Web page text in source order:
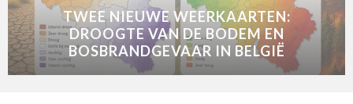
TWEE NIEUWE WEERKAARTEN:
DROOGTE VAN DE BODEM EN
BOSBRANDGEVAAR IN BELGIË